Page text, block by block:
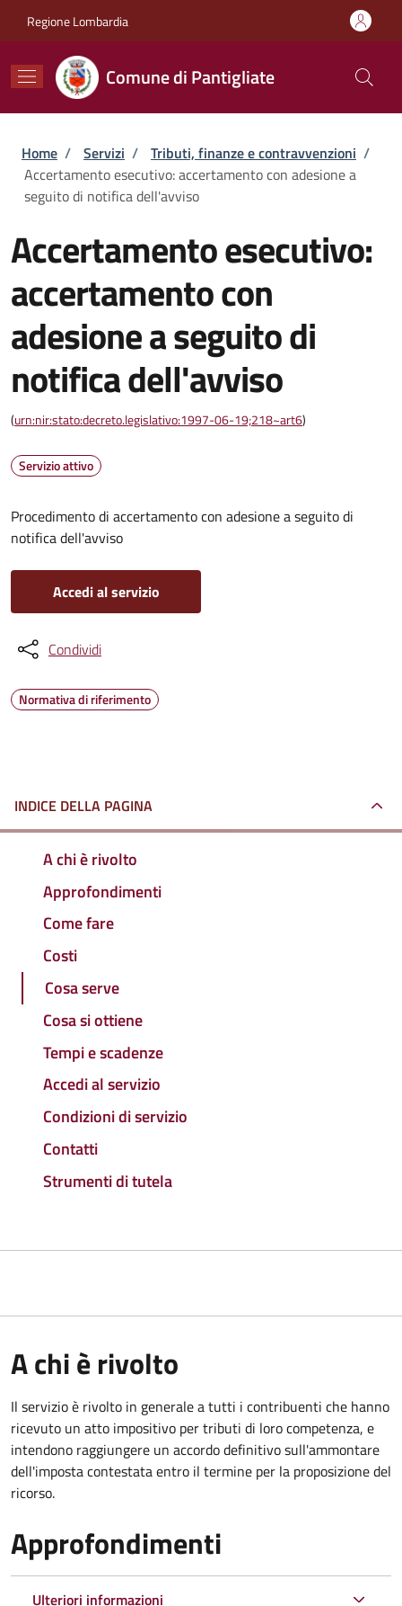
Regione Lombardia
Comune di Pantigliate
Briciole di pane
Home / Servizi / Tributi, finanze e contravvenzioni /
Accertamento esecutivo: accertamento con adesione a
seguito di notifica dell'avviso
Accertamento esecutivo:
accertamento con
adesione a seguito di
notifica dell'avviso
(urn:nir:stato:decreto.legislativo:1997-06-19;218~art6)
Servizio attivo
Procedimento di accertamento con adesione a seguito di
notifica dell'avviso
Accedi al servizio
Condividi
Normativa di riferimento
INDICE DELLA PAGINA
A chi è rivolto
Approfondimenti
Come fare
Costi
Cosa serve
Cosa si ottiene
Tempi e scadenze
Accedi al servizio
Condizioni di servizio
Contatti
Strumenti di tutela
A chi è rivolto
Il servizioè rivolto in generale a tutti i contribuenti che hanno
ricevuto un atto impositivo per tributi di loro competenza, e
intendono raggiungere un accordo definitivo sull'ammontare
dell'imposta contestata entro il termine per la proposizione del
ricorso.
Approfondimenti
Ulteriori informazioni